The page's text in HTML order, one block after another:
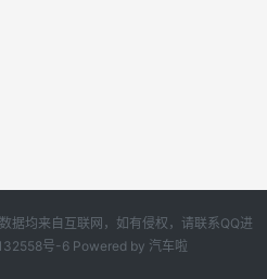
均来自互联网，如有侵权，请联系QQ进
号-6Powered by 汽车啦